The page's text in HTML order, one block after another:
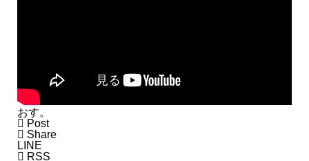
おす。
 Post
 Share
LINE
 RSS